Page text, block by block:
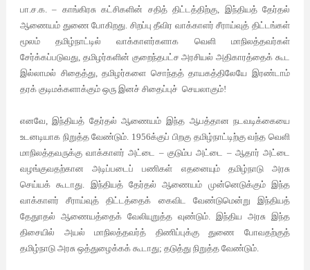
பா.ச.க. – காங்கிரசு கட்சிகளின் சதித் திட்டத்திற்கு, இந்தியத் தேர்தல்
ஆணையம் துணை போகிறது. சிறப்பு தீவிர வாக்காளர் சீராய்வுத் திட்டங்கள்
மூலம் தமிழ்நாட்டில் வாக்காளர்களாக வெளி மாநிலத்தவர்கள்
சேர்க்கப்படுவது, தமிழர்களின் குறைந்தபட்ச அரசியல் அதிகாரத்தைக் கூட
இல்லாமல் சிதைத்து, தமிழர்களை சொந்தத் தாயகத்திலேயே இரண்டாம்
தரக் குடிமக்களாக்கும் ஒரு இனச் சிதைப்புச் செயலாகும்!
எனவே, இந்தியத் தேர்தல் ஆணையம் இந்த ஆபத்தான நடவடிக்கையை
உடனடியாக நிறுத்த வேண்டும். 1956க்குப் பிறகு தமிழ்நாட்டிற்கு வந்த வெளி
மாநிலத்தவருக்கு வாக்காளர் அட்டை – குடும்ப அட்டை – ஆதார் அட்டை
வழங்குவதற்கான அடிப்படைப் பணிகள் எதனையும் தமிழ்நாடு அரசு
செய்யக் கூடாது. இந்தியத் தேர்தல் ஆணையம் முன்னெடுக்கும் இந்த
வாக்காளர் சீராய்வுத் திட்டத்தைக் கைவிட வேண்டுமென்று இந்தியத்
தேதுாதல் ஆணையத்தைக் வேலியுறுத்த வுண்டும். இந்திய அரசு இந்த
திசையில் அயல் மாநிலத்தவர்த் திணிப்புக்கு துணை போவதற்குத்
தமிழ்நாடு அரசு ஒத்துழைக்கக் கூடாது; தடுத்து நிறுத்த வேண்டும்.